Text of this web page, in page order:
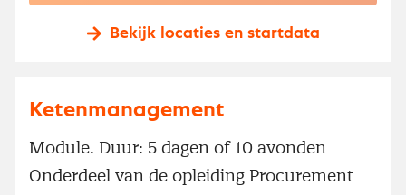
Bekijk locaties en startdata
Ketenmanagement
Module. Duur: 5 dagen of 10 avonden
Onderdeel van de opleiding Procurement